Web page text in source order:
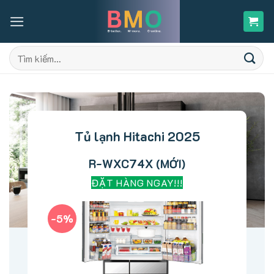
Tìm
kiếm:
Tủ lạnh Hitachi 2025
R-WXC74X (MỚI)
ĐẶT HÀNG NGAY!!!
-5%